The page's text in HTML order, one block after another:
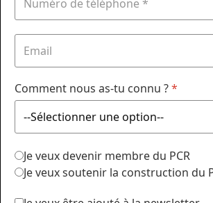
Comment nous as-tu connu ?*
Je veux devenir membre du PCR
Je veux soutenir la construction du